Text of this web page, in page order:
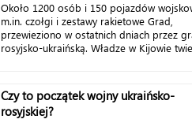
Około 1200 osób i 150 pojazdów
m.in. czołgi i zestawy rakietowe Grad,
przewieziono w ostatnich dniach przez
rosyjsko-ukraińską. Władze w Kijowie
Czy to początek wojny ukraińsko-
rosyjskiej?